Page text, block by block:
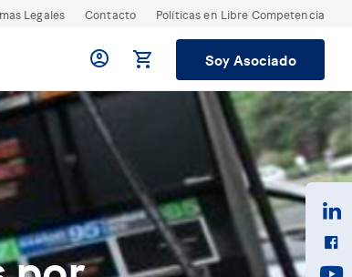
Legales Contacto Políticas en Libre Competencia
Soy Asociado